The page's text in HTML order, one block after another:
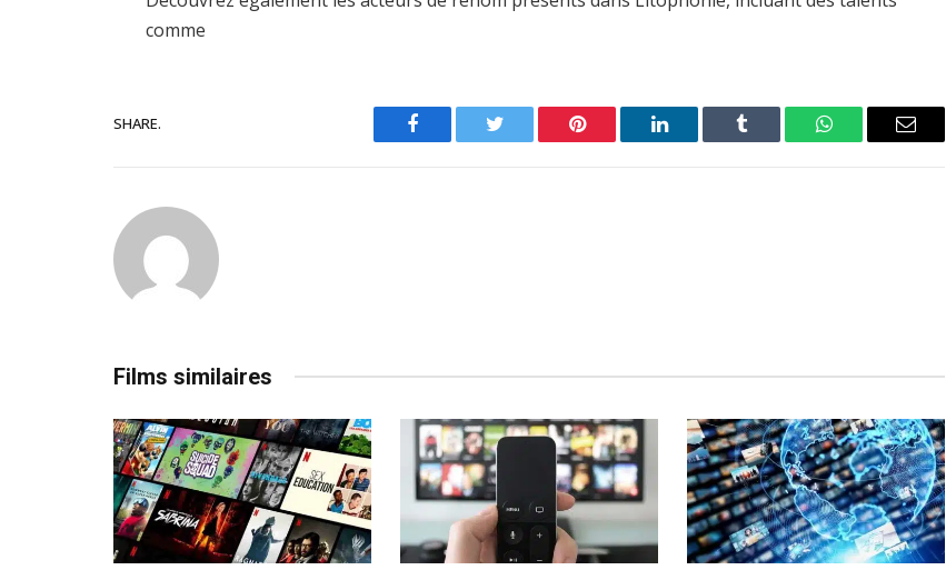
comme
SHARE.
Facebook Twitter Pinterest LinkedIn Tumblr WhatsAppEmail
Films similaires